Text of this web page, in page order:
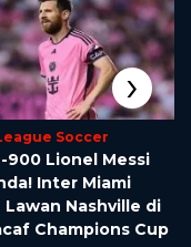
Soccer
900 Lionel Messi
Inter Miami
Nashville di
Champions Cup
›